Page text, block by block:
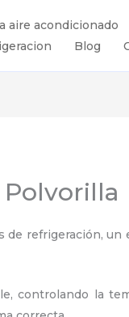
aire acondicionado
Blog
de refrigeración, un
controlando la